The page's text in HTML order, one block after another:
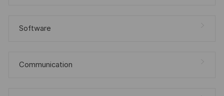
Software
Communication